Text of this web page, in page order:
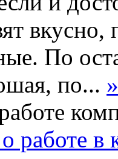
По
по... »
работе в